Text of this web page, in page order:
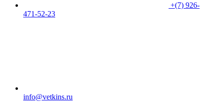
+(7) 926-
471-52-23
info@vetkins.ru